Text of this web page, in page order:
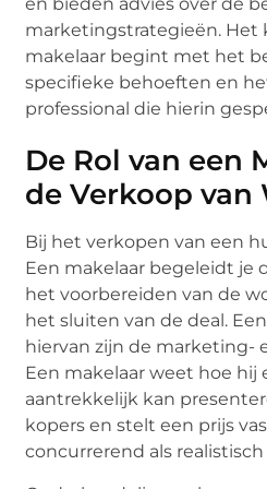
en bieden advies over de
marketingstrategieën. Het
makelaar begint met het
specifieke behoeften en
professional die hierin
De Rol van een
de Verkoop van
Bij het verkopen van een
Een makelaar begeleidt je
het voorbereiden van de
het sluiten van de deal.
hiervan zijn de marketing-
Een makelaar weet hoe hij
aantrekkelijk kan
kopers en stelt een prijs
concurrerend als realistisch